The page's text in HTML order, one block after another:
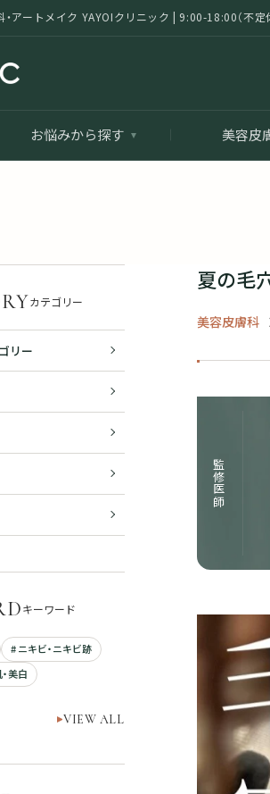
アートメイク YAYOIクリニック | 9:00-18:00（不定
お悩みから探す 美容皮
夏の毛
美容皮膚科
監修医師
カテゴリー
リー
キーワード
# ニキビ・ニキビ跡
美白
VIEW ALL